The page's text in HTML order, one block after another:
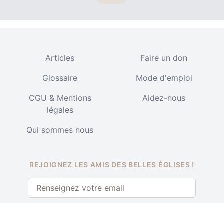
Articles
Faire un don
Glossaire
Mode d'emploi
CGU & Mentions
légales
Aidez-nous
Qui sommes nous
REJOIGNEZ LES AMIS DES BELLES ÉGLISES !